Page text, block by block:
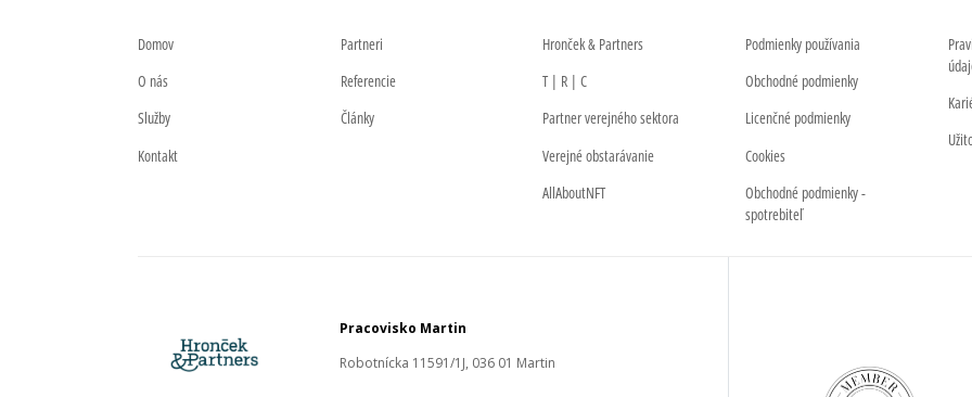
Domov
O nás
Služby
Kontakt
Partneri
Referencie
Články
Hronček & Partners
T | R | C
Partner verejného sektora
Verejné obstarávanie
AllAboutNFT
Podmienky používania
Obchodné podmienky
Licenčné podmienky
Cookies
Obchodné podmienky -
spotrebiteľ
Pracovisko Martin
Robotnícka 11591/1J, 036 01 Martin